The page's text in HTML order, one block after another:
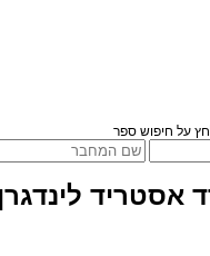
על חיפוש ספר
אסטריד לינדגרן